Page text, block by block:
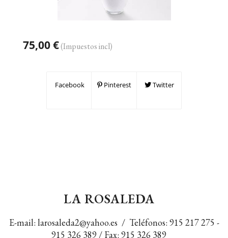
75,00 €(Impuestos incl)
Facebook Pinterest Twitter
LA ROSALEDA
E-mail: larosaleda2@yahoo.es / Teléfonos: 915 217 275 -
915 326 389/ Fax: 915 326 389